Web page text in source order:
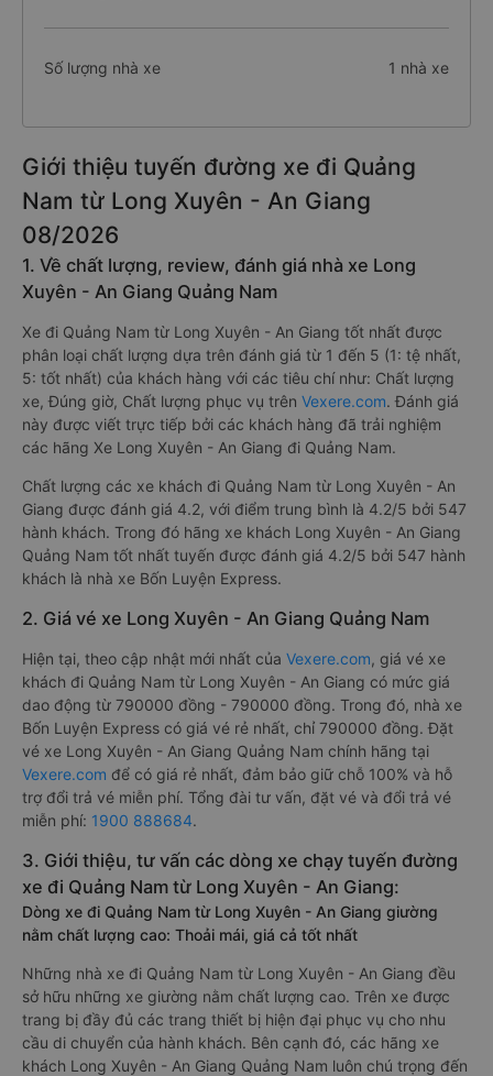
Số lượng nhà xe 1 nhà xe
Giới thiệu tuyến đường xe đi Quảng
Nam từ Long Xuyên - An Giang
08/2026
1. Về chất lượng, review, đánh giá nhà xe Long
Xuyên - An Giang Quảng Nam
Xe đi Quảng Nam từ Long Xuyên - An Giang tốt nhất được
phân loại chất lượng dựa trên đánh giá từ 1 đến 5 (1: tệ nhất,
5: tốt nhất) của khách hàng với các tiêu chí như: Chất lượng
xe, Đúng giờ, Chất lượng phục vụ trên Vexere.com. Đánh giá
này được viết trực tiếp bởi các khách hàng đã trải nghiệm
các hãng Xe Long Xuyên - An Giang đi Quảng Nam.
Chất lượng các xe khách đi Quảng Nam từ Long Xuyên - An
Giang được đánh giá 4.2, với điểm trung bình là 4.2/5 bởi 547
hành khách. Trong đó hãng xe khách Long Xuyên - An Giang
Quảng Nam tốt nhất tuyến được đánh giá 4.2/5 bởi 547 hành
khách là nhà xe Bốn Luyện Express.
2. Giá vé xe Long Xuyên - An Giang Quảng Nam
Hiện tại, theo cập nhật mới nhất của Vexere.com, giá vé xe
khách đi Quảng Nam từ Long Xuyên - An Giang có mức giá
dao động từ 790000 đồng - 790000 đồng. Trong đó, nhà xe
Bốn Luyện Express có giá vé rẻ nhất, chỉ 790000 đồng. Đặt
vé xe Long Xuyên - An Giang Quảng Nam chính hãng tại
Vexere.com để có giá rẻ nhất, đảm bảo giữ chỗ 100% và hỗ
trợ đổi trả vé miễn phí. Tổng đài tư vấn, đặt vé và đổi trả vé
miễn phí: 1900 888684.
3. Giới thiệu, tư vấn các dòng xe chạy tuyến đường
xe đi Quảng Nam từ Long Xuyên - An Giang:
Dòng xe đi Quảng Nam từ Long Xuyên - An Giang giường
nằm chất lượng cao: Thoải mái, giá cả tốt nhất
Những nhà xe đi Quảng Nam từ Long Xuyên - An Giang đều
sở hữu những xe giường nằm chất lượng cao. Trên xe được
trang bị đầy đủ các trang thiết bị hiện đại phục vụ cho nhu
cầu di chuyển của hành khách. Bên cạnh đó, các hãng xe
khách Long Xuyên - An Giang Quảng Nam luôn chú trọng đến